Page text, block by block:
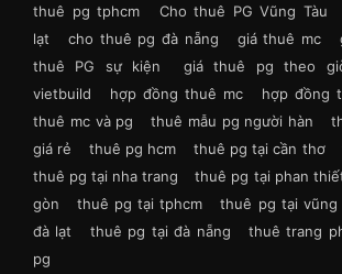
thuê pg tphcm
Cho thuê PG Vũng Tàu
lạt
cho thuê pg đà nẵng giá thuê mc
thuê PG sự kiện
giá thuê pg theo
vietbuild
hợp đồng thuê mc
hợp đồng
thuê mc và pg
thuê mẫu pg người hàn
giá rẻ
thuê pg hcm thuê pg tại cần thơ
thuê pg tại nha trang
thuê pg tại phan
gòn
thuê pg tại tphcm thuê pg tại vũng
đà lạt
thuê pg tại đà nẵng thuê trang
pg